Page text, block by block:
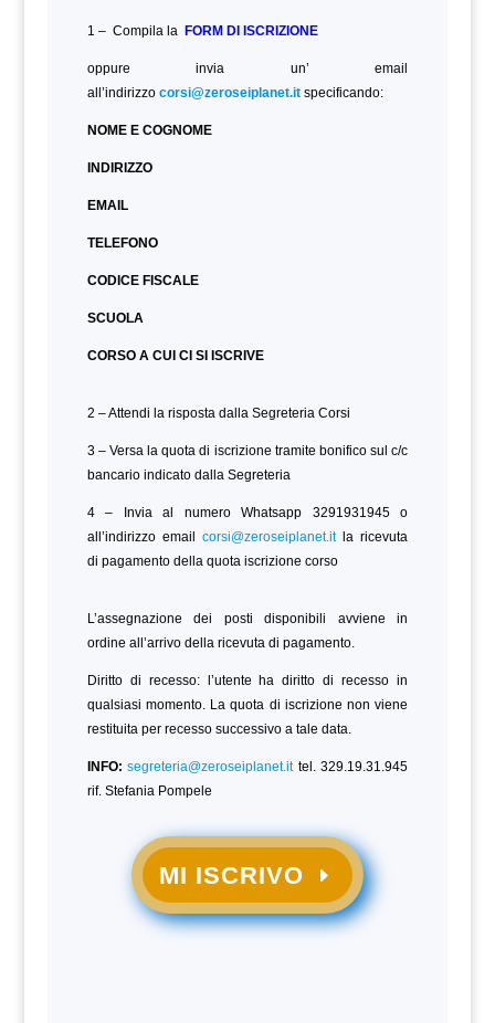
1 – Compila la FORM DI ISCRIZIONE
oppure invia un’ email
all’indirizzo corsi@zeroseiplanet.itspecificando:
NOME E COGNOME
INDIRIZZO
EMAIL
TELEFONO
CODICE FISCALE
SCUOLA
CORSO A CUI CI SI ISCRIVE
2 – Attendi la risposta dalla Segreteria Corsi
3 – Versa la quota di iscrizione tramite bonifico sul c/c
bancario indicato dalla Segreteria
4 – Invia al numero Whatsapp 3291931945 o
all’indirizzo email corsi@zeroseiplanet.itla ricevuta
di pagamento della quota iscrizione corso
L’assegnazione dei posti disponibili avviene in
ordine all’arrivo della ricevuta di pagamento.
Diritto di recesso: l’utente ha diritto di recesso in
qualsiasi momento. La quota di iscrizione non viene
restituita per recesso successivo a tale data.
INFO: segreteria@zeroseiplanet.ittel. 329.19.31.945
rif. Stefania Pompele
MI ISCRIVO